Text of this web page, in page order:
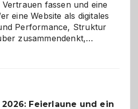
fassen und eine
eine Website als digitales
Performance, Struktur
zusammendenkt,…
geworden
Feierlaune und ein